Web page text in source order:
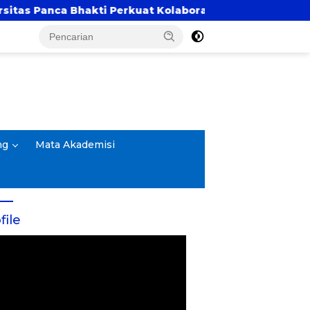
Perkuat Kolaborasi Akademik Lewat Program PKM
Mata Akademisi